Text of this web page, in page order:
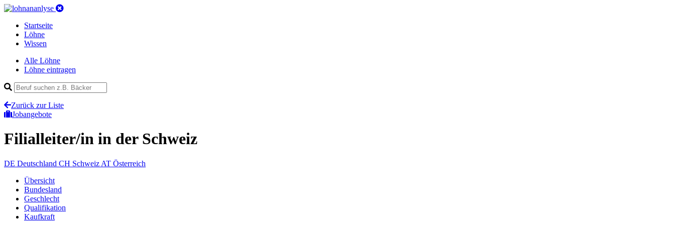
Startseite
Löhne
Wissen
Alle Löhne
Löhne eintragen
Zurück zur Liste
Jobangebote
Filialleiter/in in der Schweiz
DE Deutschland CH Schweiz AT Österreich
Übersicht
Bundesland
Geschlecht
Qualifikation
Kaufkraft